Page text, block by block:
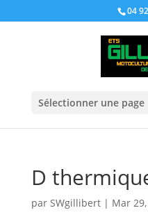
04
Sélectionner une page
D
par SWgillibert| Mar